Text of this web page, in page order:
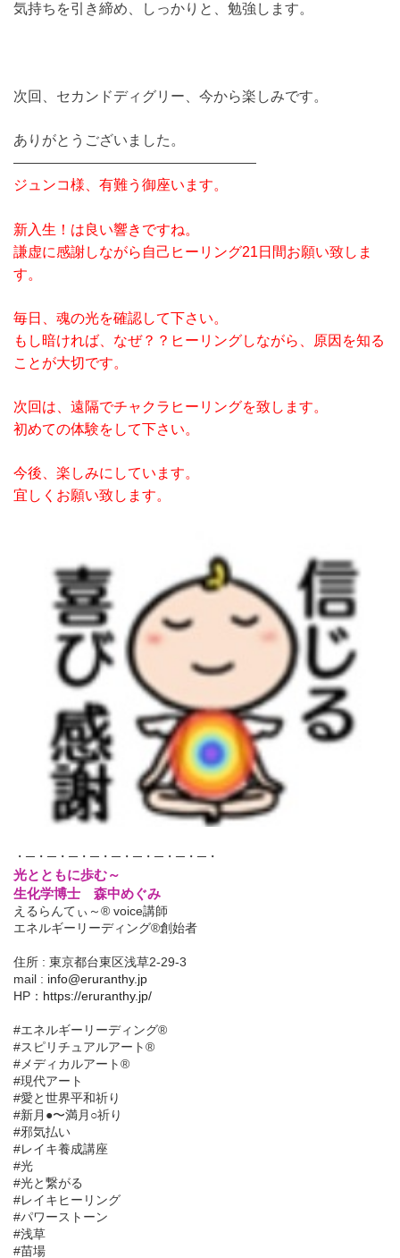
気持ちを引き締め、しっかりと、勉強します。
次回、セカンドディグリー、今から楽しみです。
ありがとうございました。
—————————————————
ジュンコ様、有難う御座います。
新入生！は良い響きですね。
謙虚に感謝しながら自己ヒーリング21日間お願い致しま
す。
毎日、魂の光を確認して下さい。
もし暗ければ、なぜ？？ヒーリングしながら、原因を知る
ことが大切です。
次回は、遠隔でチャクラヒーリングを致します。
初めての体験をして下さい。
今後、楽しみにしています。
宜しくお願い致します。
・─・─・─・─・─・─・─・─・─・
光とともに歩む～
生化学博士 森中めぐみ
えるらんてぃ～® voice講師
エネルギーリーディング®創始者
住所 : 東京都台東区浅草2-29-3
mail : info@eruranthy.jp
HP： https://eruranthy.jp/
#エネルギーリーディング®︎
#スピリチュアルアート®︎
#メディカルアート®︎
#現代アート
#愛と世界平和祈り
#新月●〜満月○祈り
#邪気払い
#レイキ養成講座
#光
#光と繋がる
#レイキヒーリング
#パワーストーン
#浅草
#苗場